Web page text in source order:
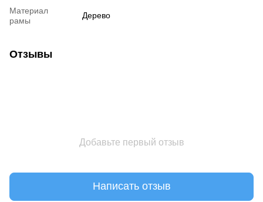
Материал
рамы
Дерево
Отзывы
Добавьте первый отзыв
Написать отзыв